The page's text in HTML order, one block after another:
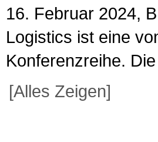
16. Februar 2024,
Logistics ist eine
Konferenzreihe.
[Alles Zeigen]